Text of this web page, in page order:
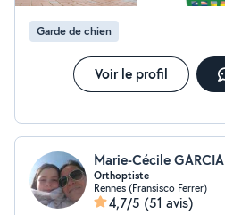
Garde de chien
Voir le profil
Marie-Cécile GARCIA
Orthoptiste
Rennes (Fransisco Ferrer)
4,7/5 (51 avis)